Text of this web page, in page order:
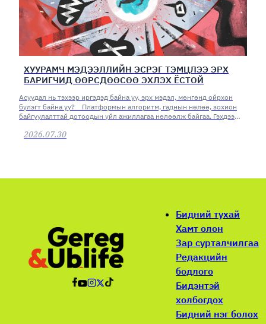
ХУУРАМЧ МЭДЭЭЛЛИЙН ЭСРЭГ ТЭМЦЛЭЭ ЭРХ
БАРИГЧИД ӨӨРСДӨӨСӨӨ ЭХЛЭХ ЁСТОЙ
Асуудал нь тэхээр иргэдэд байна уу, эрх мэдэл, мөнгөнд ойрхон
бүлэгт байна уу? Платформын алгоритм, гаднын нөлөө, зохион
байгуулалттай дотоодын үйл ажиллагаа нөлөөлж байгаа. Гэхдээ
2026.07.30
Бидний тухай
Хамт олон
Зар сурталчилгаа
Редакцийн
бодлого
Бидэнтэй
холбогдох
Бидний нэг болох